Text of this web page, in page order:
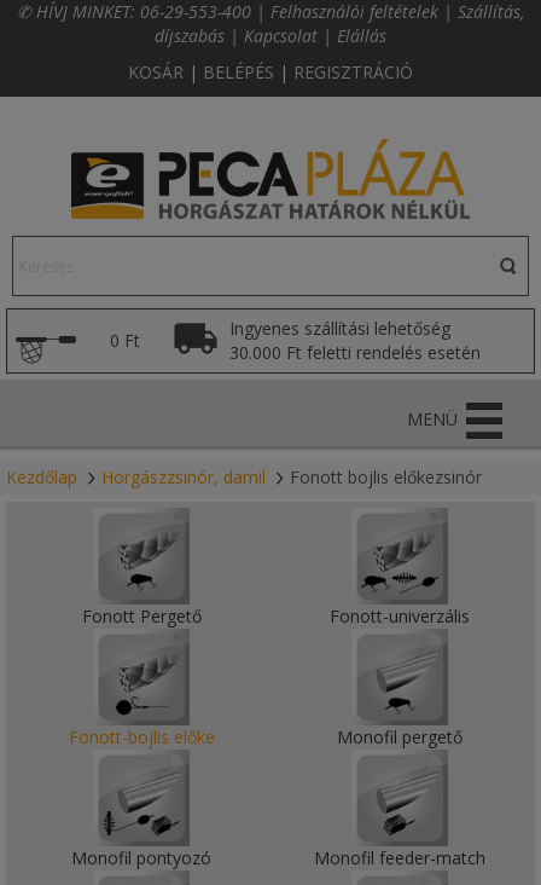
✆ HÍVJ MINKET: 06-29-553-400 | Felhasználói feltételek | Szállítás,
díjszabás | Kapcsolat | Elállás
KOSÁR | BELÉPÉS | REGISZTRÁCIÓ
0 Ft
Ingyenes szállítási lehetőség
30.000 Ft feletti rendelés esetén
MENÜ
Kezdőlap Horgászzsinór, damil Fonott bojlis előkezsinór
Fonott Pergető Fonott-univerzális
Fonott-bojlis előke Monofil pergető
Monofil pontyozó Monofil feeder-match